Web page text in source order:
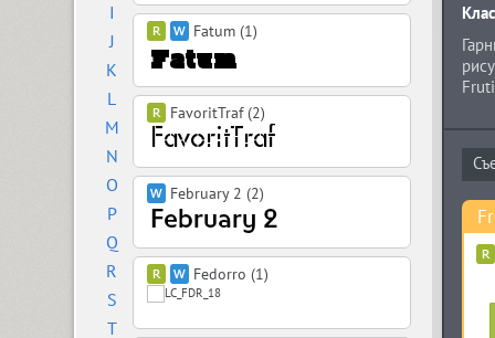
I
J
K
L
M
N
O
P
Q
R
S
T
Fatum (1)
FavoritTraf (2)
February 2 (2)
Fedorro (1)